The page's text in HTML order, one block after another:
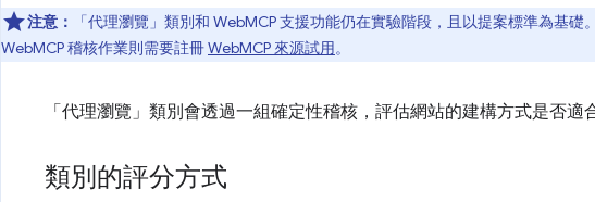
注意：
「代理瀏覽」類別和 WebMCP 支援功能仍在實驗階段，且以提案標準為基
WebMCP 稽核作業則需要註冊WebMCP 來源試用。
「代理瀏覽」類別會透過一組確定性稽核，評估網站的建構方式是否適
類別的評分方式